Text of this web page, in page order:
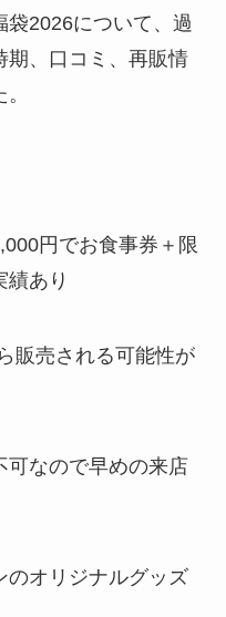
袋2026について、過
期、口コミ、再販情
円でお食事券＋限
績あり
販売される可能性が
可なので早めの来店
のオリジナルグッズ